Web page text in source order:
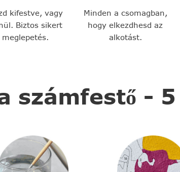
kifestve, vagy
Biztos sikert
Minden a csomagban,
hogy elkezdhesd az
alkotást.
számfestő -